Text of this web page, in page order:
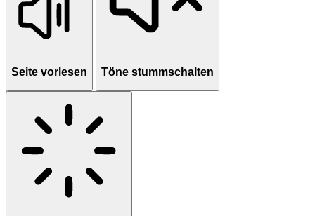
Seite vorlesen Töne stummschalten